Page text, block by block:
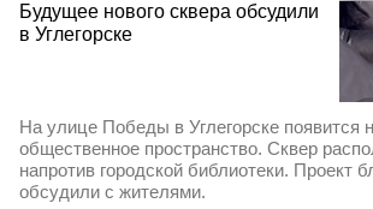
Будущее нового сквера обсудили
в Углегорске
На улице Победы в Углегорске появится
общественное пространство. Сквер
напротив городской библиотеки. Проект
обсудили с жителями.